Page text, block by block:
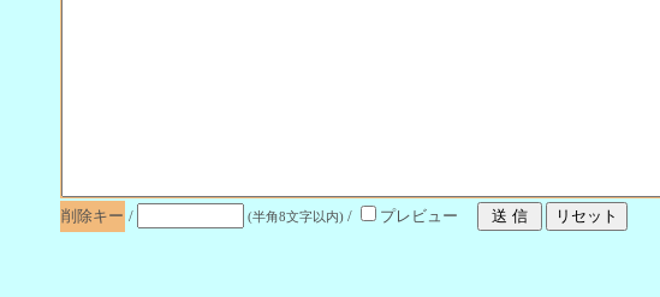
削除キー / (半角8文字以内) / プレビュー